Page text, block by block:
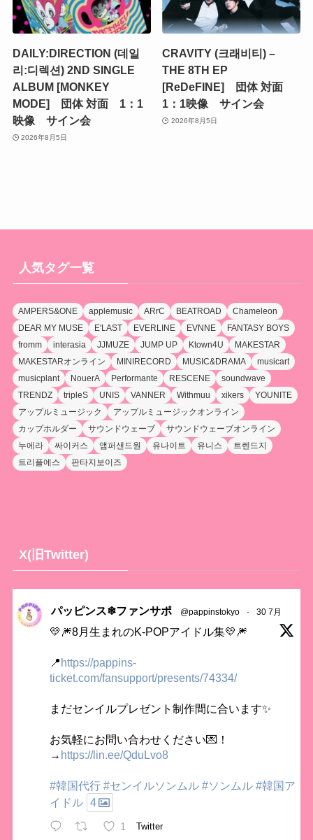
DAILY:DIRECTION (데일
리:디렉션) 2ND SINGLE
ALBUM [MONKEY
MODE] 団体 対面 1：1
映像 サイン会
2026年8月5日
CRAVITY (크래비티) –
THE 8TH EP
[ReDeFINE] 団体 対面
1：1映像 サイン会
2026年8月5日
人気タグ一覧
AMPERS&ONE applemusic ARrC BEATROAD
Chameleon
DEAR MY MUSE
E'LAST EVERLINE EVNNE
FANTASY BOYS
fromm
interasia JJMUZE JUMP UP Ktown4U
MAKESTAR
MAKESTARオンライン
MINIRECORD MUSIC&DRAMA
musicart
musicplant
NouerA Performante RESCENE
soundwave
TRENDZ
tripleS UNIS VANNER Withmuu xikers
YOUNITE
アップルミュージック
アップルミュージックオンライン
カップホルダー
サウンドウェーブ
サウンドウェーブオンライン
누에라
싸이커스 앰퍼샌드원 유나이트 유니스
트렌드지
트리플에스
판타지보이즈
X(旧Twitter)
パッピンス❄ファンサポ @pappinstokyo · 30 7月
💛🎆8月生まれのK-POPアイドル集💛🎆
📍 https://pappins-
ticket.com/fansupport/presents/74334/
まだセンイルプレゼント制作間に合います✨
お気軽にお問い合わせください💌！
→ https://lin.ee/QduLvo8
#韓国代行 #センイルソンムル #ソンムル #韓国ア
イドル 4
1 Twitter